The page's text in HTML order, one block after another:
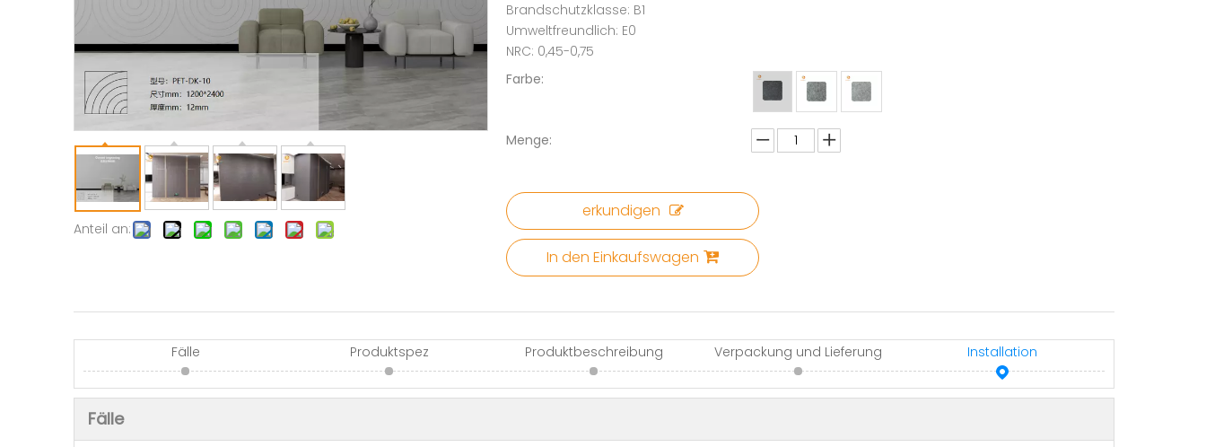
Anteil an:
Brandschutzklasse: B1
Umweltfreundlich: E0
NRC: 0,45-0,75
Farbe:
Menge:
erkundigen
In den Einkaufswagen
Fälle Produktspez Produktbeschreibung Verpackung und Lieferung Installation
Fälle